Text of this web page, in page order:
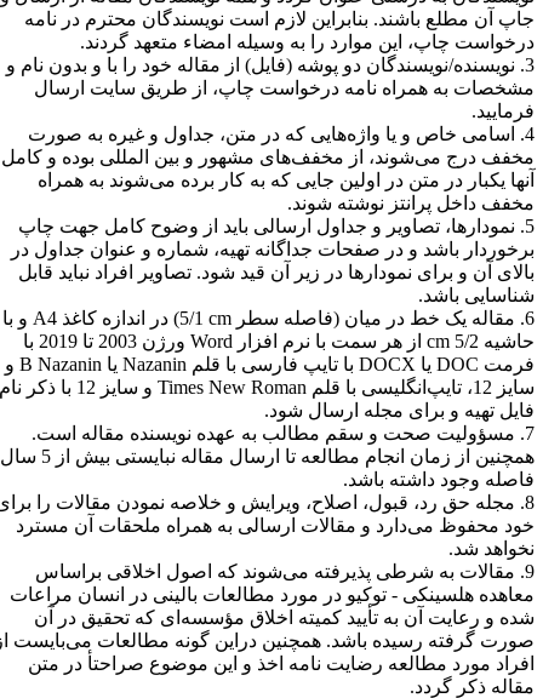
آن مطلع باشند. بنابراین لازم است نویسندگان محترم در نامه
چاپ، این موارد را به وسیله امضاء متعهد گردند.
3. نویسنده/نویسندگان دو پوشه (فایل) از مقاله خود را با و بدون نام و
به همراه نامه درخواست چاپ، از طریق سایت ارسال
.
4. اسامی خاص و یا واژه‌هایی که در متن، جداول و غیره به صورت
درج می‌شوند، از مخفف‌های مشهور و بین المللی بوده و کامل
یکبار در متن در اولین جایی که به کار برده می‌شوند به همراه
داخل پرانتز نوشته شوند.
5. نمودارها، تصاویر و جداول ارسالی باید از وضوح کامل جهت چاپ
باشد و در صفحات جداگانه تهیه، شماره و عنوان جداول در
آن و برای نمودارها در زیر آن قید شود. تصاویر افراد نباید قابل
باشد.
(فاصله سطرcm5/1) در اندازه کاغذ A4و با
5/2
cmاز هر سمت با نرم افزار Word
ورژن 2003 تا 2019 با
DOCیا DOCXبا تایپ فارسی با قلمNazaninیا B Nazanin و
تایپ‌انگلیسی با قلم
Times New Roman
و سایز 12 با ذکر نام
تهیه و برای مجله ارسال شود.
7. مسؤولیت صحت و سقم مطالب به عهده نویسنده مقاله است.
همچنین از زمان انجام مطالعه تا ارسال مقاله نبایستی بیش از 5 سال
وجود داشته باشد.
8. مجله حق رد، قبول، اصلاح، ویرایش و خلاصه نمودن مقالات را برای
محفوظ می‌دارد و مقالات ارسالی به همراه ملحقات آن مسترد
شد.
9. مقالات به شرطی پذیرفته می‌شوند که اصول اخلاقی براساس
هلسینکی - توکیو در مورد مطالعات بالینی در انسان مراعات
و رعایت آن به تأیید کمیته اخلاق مؤسسه‌ای که تحقیق در آن
گرفته رسیده باشد. همچنین دراین گونه مطالعات می‌بایست از
مورد مطالعه رضایت نامه اخذ و این موضوع صراحتأ در متن
ذکر گردد.